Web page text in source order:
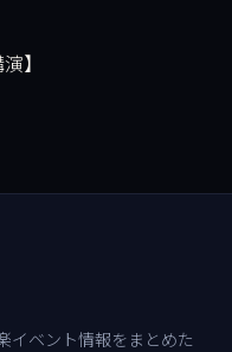
】
イベント情報をまとめた